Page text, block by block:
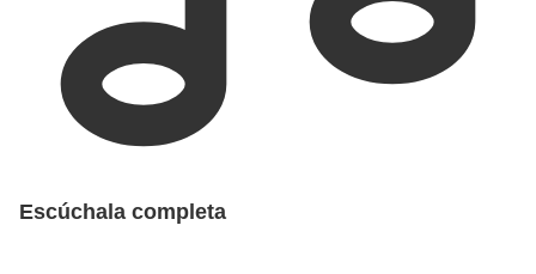
Escúchala completa